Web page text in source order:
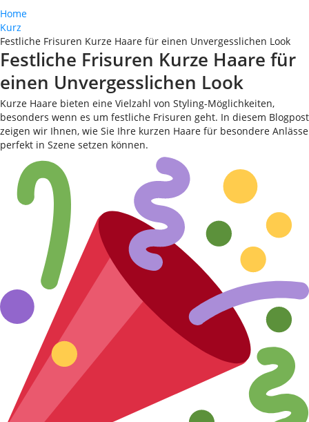
Home
Kurz
Festliche Frisuren Kurze Haare für einen Unvergesslichen Look
Festliche Frisuren Kurze Haare für
einen Unvergesslichen Look
Kurze Haare bieten eine Vielzahl von Styling-Möglichkeiten,
besonders wenn es um festliche Frisuren geht. In diesem Blogpost
zeigen wir Ihnen, wie Sie Ihre kurzen Haare für besondere Anlässe
perfekt in Szene setzen können.